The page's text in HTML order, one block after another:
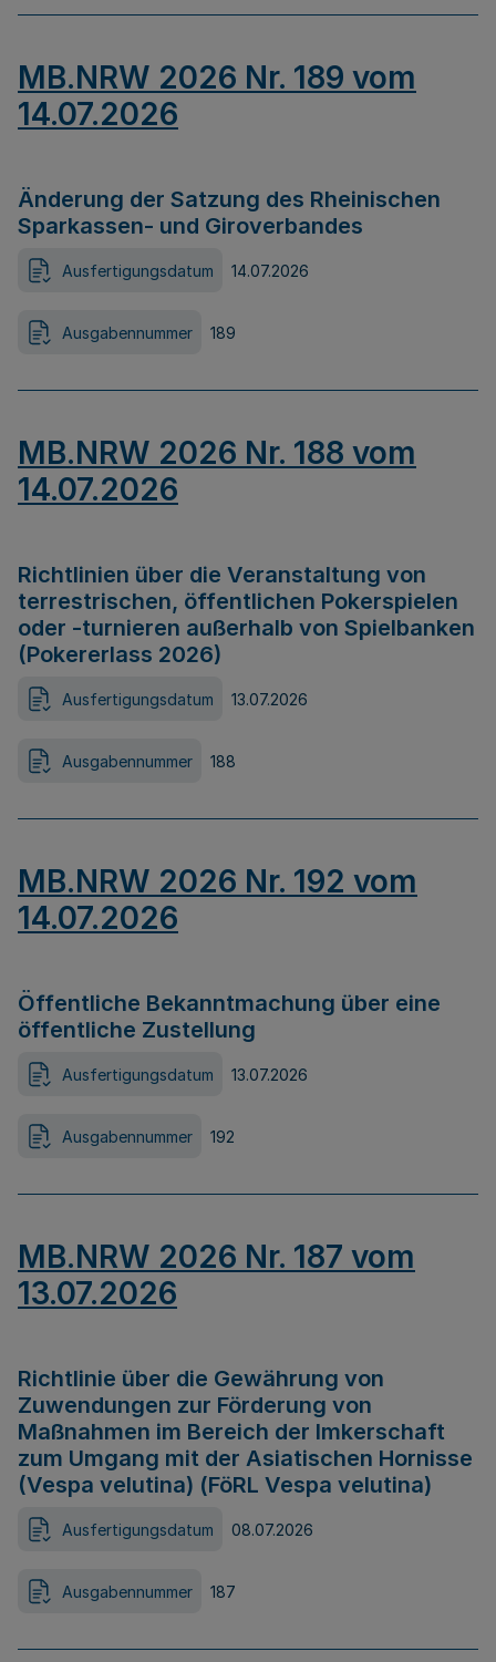
MB.NRW 2026 Nr. 189 vom
14.07.2026
Änderung der Satzung des Rheinischen
Sparkassen- und Giroverbandes
Ausfertigungsdatum 14.07.2026
Ausgabennummer 189
MB.NRW 2026 Nr. 188 vom
14.07.2026
Richtlinien über die Veranstaltung von
terrestrischen, öffentlichen Pokerspielen
oder -turnieren außerhalb von Spielbanken
(Pokererlass 2026)
Ausfertigungsdatum 13.07.2026
Ausgabennummer 188
MB.NRW 2026 Nr. 192 vom
14.07.2026
Öffentliche Bekanntmachung über eine
öffentliche Zustellung
Ausfertigungsdatum 13.07.2026
Ausgabennummer 192
MB.NRW 2026 Nr. 187 vom
13.07.2026
Richtlinie über die Gewährung von
Zuwendungen zur Förderung von
Maßnahmen im Bereich der Imkerschaft
zum Umgang mit der Asiatischen Hornisse
(Vespa velutina) (FöRL Vespa velutina)
Ausfertigungsdatum 08.07.2026
Ausgabennummer 187